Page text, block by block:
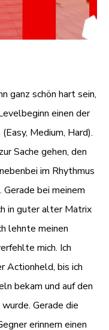
ganz schön hart sein,
einen der
Medium, Hard).
Sache gehen, den
im Rhythmus
bei meinem
in guter alter Matrix
lehnte meinen
mich. Ich
Actionheld, bis ich
bekam und auf den
Gerade die
erinnern einen